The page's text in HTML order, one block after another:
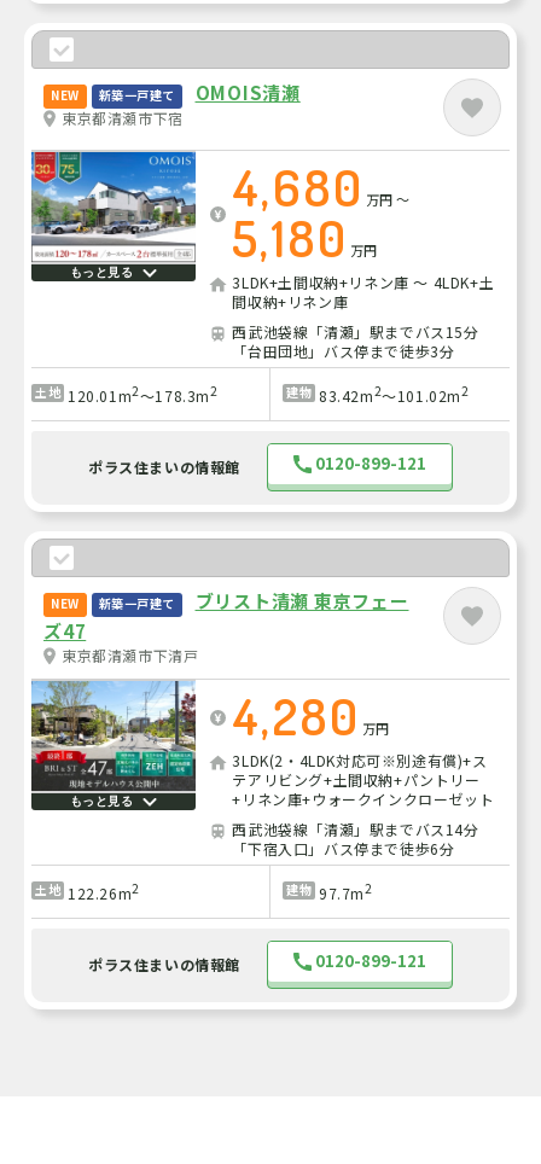
NEW 新築一戸建て OMOIS清瀬
東京都清瀬市下宿
もっと見る
4,680 万円～
5,180 万円
3LDK+土間収納+リネン庫 ～ 4LDK+土
間収納+リネン庫
西武池袋線「清瀬」駅までバス15分
「台田団地」バス停まで徒歩3分
土地 120.01m2～178.3m2 建物 83.42m2～101.02m2
ポラス住まいの情報館 0120-899-121
NEW 新築一戸建て
ブリスト清瀬 東京フェー
ズ47
東京都清瀬市下清戸
もっと見る
4,280 万円
3LDK(2・4LDK対応可※別途有償)+ス
テアリビング+土間収納+パントリー
+リネン庫+ウォークインクローゼット
西武池袋線「清瀬」駅までバス14分
「下宿入口」バス停まで徒歩6分
土地 122.26m2 建物 97.7m2
ポラス住まいの情報館 0120-899-121